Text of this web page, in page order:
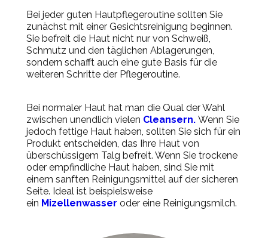
Bei jeder guten Hautpflegeroutine sollten Sie
zunächst mit einer Gesichtsreinigung beginnen.
Sie befreit die Haut nicht nur von Schweiß,
Schmutz und den täglichen Ablagerungen,
sondern schafft auch eine gute Basis für die
weiteren Schritte der Pflegeroutine.
Bei normaler Haut hat man die Qual der Wahl
zwischen unendlich vielen Cleansern. Wenn Sie
jedoch fettige Haut haben, sollten Sie sich für ein
Produkt entscheiden, das Ihre Haut von
überschüssigem Talg befreit. Wenn Sie trockene
oder empfindliche Haut haben, sind Sie mit
einem sanften Reinigungsmittel auf der sicheren
Seite. Ideal ist beispielsweise
ein Mizellenwasser oder eine Reinigungsmilch.